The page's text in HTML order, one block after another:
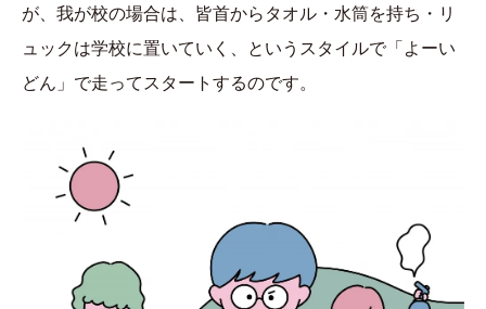
が、我が校の場合は、皆首からタオル・水筒を持ち・リ
ュックは学校に置いていく、というスタイルで「よーい
どん」で走ってスタートするのです。